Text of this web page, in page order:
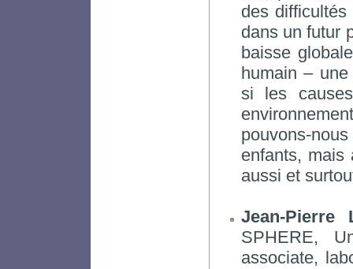
des difficultés
dans un futur
baisse
humain – une
si les
pouvons-
enfants,
aussi et
Jean-Pierre
SPHERE,
associate,